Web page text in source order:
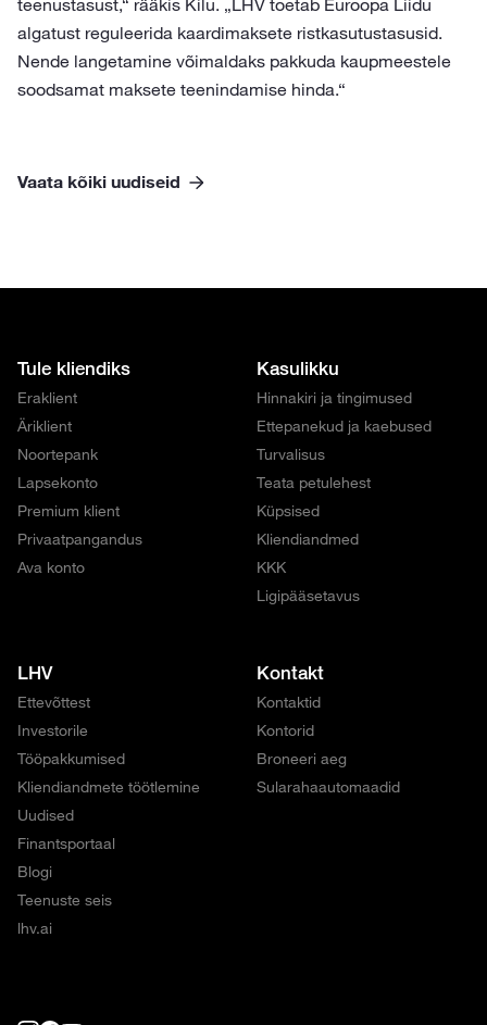
teenustasust,“ rääkis Kilu. „LHV toetab Euroopa Liidu
algatust reguleerida kaardimaksete ristkasutustasusid.
Nende langetamine võimaldaks pakkuda kaupmeestele
soodsamat maksete teenindamise hinda.“
Vaata kõiki uudiseid
Tule kliendiks
Eraklient
Äriklient
Noortepank
Lapsekonto
Premium klient
Privaatpangandus
Ava konto
Kasulikku
Hinnakiri ja tingimused
Ettepanekud ja kaebused
Turvalisus
Teata petulehest
Küpsised
Kliendiandmed
KKK
Ligipääsetavus
LHV
Ettevõttest
Investorile
Tööpakkumised
Kliendiandmete töötlemine
Uudised
Finantsportaal
Blogi
Teenuste seis
lhv.ai
Kontakt
Kontaktid
Kontorid
Broneeri aeg
Sularahaautomaadid